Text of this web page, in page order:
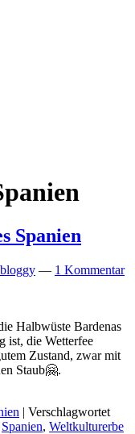
Spanien
bloggy — 1 Kommentar
Halbwüste Bardenas
ist, die Wetterfee
Zustand, zwar mit
Staub🤗.
Spanien
| Verschlagwortet
Spanien, Weltkulturerbe